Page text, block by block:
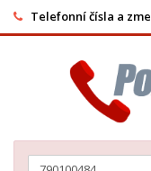
Telefonní čísla a